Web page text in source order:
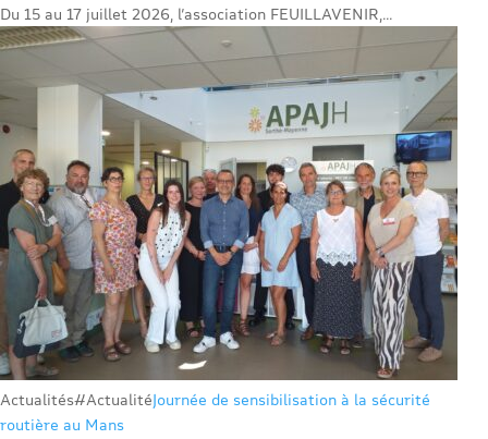
Du 15 au 17 juillet 2026, l’association FEUILLAVENIR,...
Actualités#ActualitéJournée de sensibilisation à la sécurité
routière au Mans